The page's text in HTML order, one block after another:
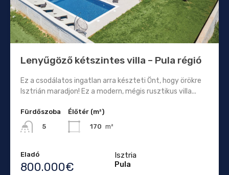
Lenyűgöző kétszintes villa – Pula régió
Ez a csodálatos ingatlan arra készteti Önt, hogy örökre
Isztrián maradjon! Ez a modern, mégis rusztikus villa...
Fürdőszoba
5
Élőtér (m²)
170 m²
Eladó
800.000€
Isztria
Pula